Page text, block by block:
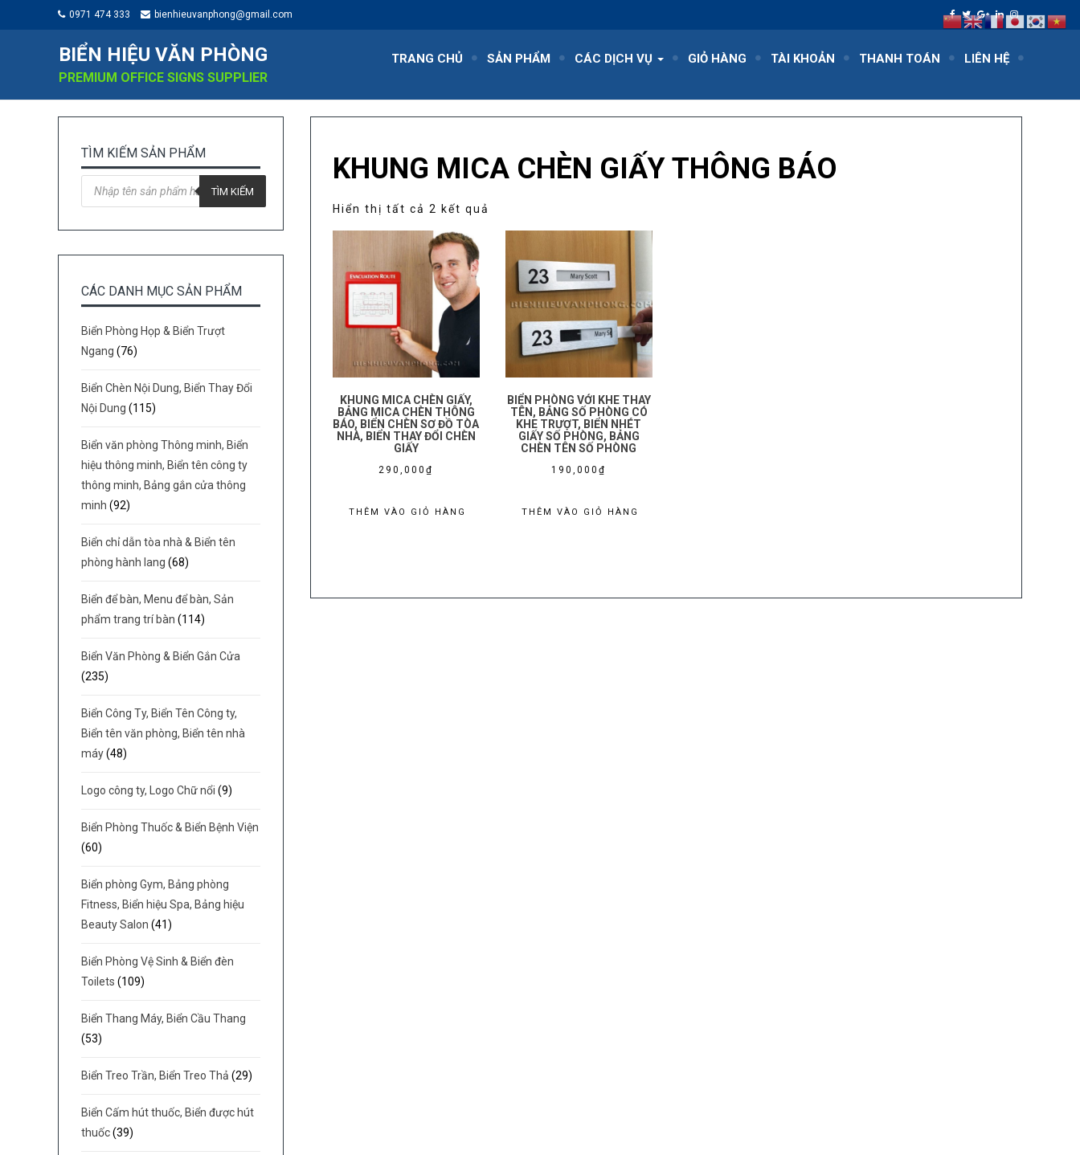
0971 474 333 bienhieuvanphong@gmail.com
BIỂN HIỆU VĂN PHÒNG
PREMIUM OFFICE SIGNS SUPPLIER
TRANG CHỦ SẢN PHẨM CÁC DỊCH VỤ GIỎ HÀNG TÀI KHOẢN THANH TOÁN LIÊN HỆ
KHUNG MICA CHÈN GIẤY THÔNG BÁO
Hiển thị tất cả 2 kết quả
sắp
theo
KHUNG MICA CHÈN GIẤY,
BẢNG MICA CHÈN THÔNG
BÁO, BIỂN CHÈN SƠ ĐỒ TÒA
NHÀ, BIỂN THAY ĐỔI CHÈN
GIẤY
290,000₫
THÊM VÀO GIỎ HÀNG
BIỂN PHÒNG VỚI KHE THAY
TÊN, BẢNG SỐ PHÒNG CÓ
KHE TRƯỢT, BIỂN NHÉT
GIẤY SỐ PHÒNG, BẢNG
CHÈN TÊN SỐ PHÒNG
190,000₫
THÊM VÀO GIỎ HÀNG
TÌM KIẾM SẢN PHẨM
Tìm
kiếm
TÌM KIẾM
CÁC DANH MỤC SẢN PHẨM
Biển Phòng Họp & Biển Trượt
Ngang (76)
Biển Chèn Nội Dung, Biển Thay Đổi
Nội Dung (115)
Biển văn phòng Thông minh, Biển
hiệu thông minh, Biển tên công ty
thông minh, Bảng gắn cửa thông
minh (92)
Biển chỉ dẫn tòa nhà & Biển tên
phòng hành lang (68)
Biển để bàn, Menu để bàn, Sản
phẩm trang trí bàn (114)
Biển Văn Phòng & Biển Gắn Cửa
(235)
Biển Công Ty, Biển Tên Công ty,
Biển tên văn phòng, Biển tên nhà
máy(48)
Logo công ty, Logo Chữ nổi (9)
Biển Phòng Thuốc & Biển Bệnh Viện
(60)
Biển phòng Gym, Bảng phòng
Fitness, Biển hiệu Spa, Bảng hiệu
Beauty Salon (41)
Biển Phòng Vệ Sinh & Biển đèn
Toilets (109)
Biển Thang Máy, Biển Cầu Thang
(53)
Biển Treo Trần, Biển Treo Thả (29)
Biển Cấm hút thuốc, Biển được hút
thuốc(39)